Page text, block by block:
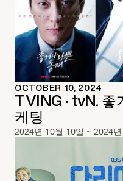
OCTOBER 10, 2024
TVING · tvN. 좋
케팅
2024년 10월 10일 ~ 2024